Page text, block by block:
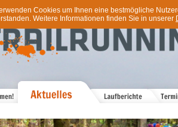
Cookies um Ihnen eine bestmögliche
Weitere Informationen finden Sie in unserer